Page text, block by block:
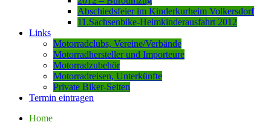
Abschiedsfeier im Kinderkurheim Volkersdorf
11.Sachsenbike-Heimkinderausfahrt 2012
Links
Motorradclubs, Vereine/Verbände
Motorradhersteller und Importeure
Motorradzubehör
Motorradreisen, Unterkünfte
Private Biker-Seiten
Termin eintragen
Home